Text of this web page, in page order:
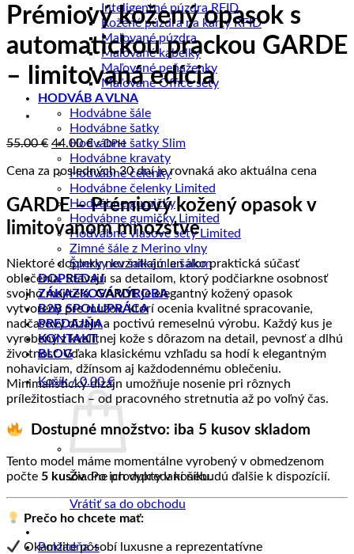
Inteligentné púzdra RFID
Kožené púzdra na karty RFID
Maľované púzdra
Maľované kabelky
Maľované peňaženky
Maľované Office sety
HODVÁB A VLNA
Hodvábne šále
Hodvábne šatky
Hodvábne šatky Slim
Hodvábne kravaty
Hodvábne čelenky
Hodvábne čelenky Limited
Hodvábne gumičky
Hodvábne gumičky Limited
Hodvábne vlasové sety Limited
Zimné šále z Merino vlny
Šperky ku šatkám a šálom
DOPREDAJ
ZÁKAZKOVÁ VÝROBA
B2B SPOLUPRÁCA
PREDAJŇA
KONTAKT
BLOG
Košík /0.00€
Žiadne produkty v košíku.
Vrátiť sa do obchodu
Pokladňa +
Prémiový kožený opasok s
automatickou prackou GARDE
– limitovaná edícia
55.00€ Pôvodná
cena
bola:
55.00 €.
44.00€Aktuálna
cena
je:
44.00 €.
s DPH
Cena za posledných 30 dní je rovnaká ako aktuálna cena
GARDE – Prémiový kožený opasok v
limitovanom množstve
Niektoré doplnky nevznikajú len ako praktická súčasť
oblečenia. Stávajú sa detailom, ktorý podčiarkne osobnosť
svojho majiteľa.GARDEje elegantný kožený opasok
vytvorený pre mužov, ktorí ocenia kvalitné spracovanie,
nadčasový dizajn a poctivú remeselnú výrobu. Každý kus je
vyrobený z kvalitnej kože s dôrazom na detail, pevnosť a dlhú
životnosť. Vďaka klasickému vzhľadu sa hodí k elegantným
nohaviciam, džínsom aj každodennému oblečeniu.
Minimalistický dizajn umožňuje nosenie pri rôznych
príležitostiach – od pracovného stretnutia až po voľný čas.
Dostupné množstvo: iba 5 kusov skladom
Tento model máme momentálne vyrobený v obmedzenom
počte 5 kusov. Po ich vypredaní nebudú ďalšie k dispozícií.
Prečo ho chcete mať:
Okamžite pôsobí luxusne a reprezentatívne